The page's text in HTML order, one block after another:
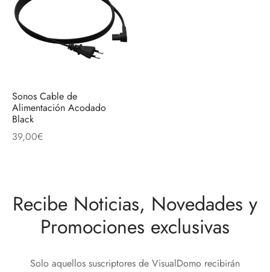
Sonos Cable de
Alimentación Acodado
Black
39,00€
Recibe Noticias, Novedades y
Promociones exclusivas
Solo aquellos suscriptores de VisualDomo recibirán